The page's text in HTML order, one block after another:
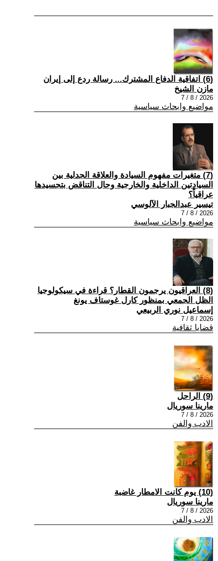
(6) اتفاقية الدفاع المشترك... رسالة ردع إلى إيران
مازن الشيخ
2026 / 8 / 7
مواضيع وابحاث سياسية
(7) متغيرات مفهوم السيادة والعلاقة الجدلية بين
السيادتين الداخلية والخارجية وحال التناقض بتجسيدها
عراقياً؟
تيسير عبدالجبار الآلوسي
2026 / 8 / 7
مواضيع وابحاث سياسية
(8) العراقيون يرجمون القطار؟ قراءة في سيكولوجيا
الظل الجمعي بمنظور كارل غوستاف يونغ
إسماعيل نوري الربيعي
2026 / 8 / 7
قضايا ثقافية
(9) الراحل
مارينا سوريال
2026 / 8 / 7
الادب والفن
(10) يوم كانت الامطار غاضبة
مارينا سوريال
2026 / 8 / 7
الادب والفن